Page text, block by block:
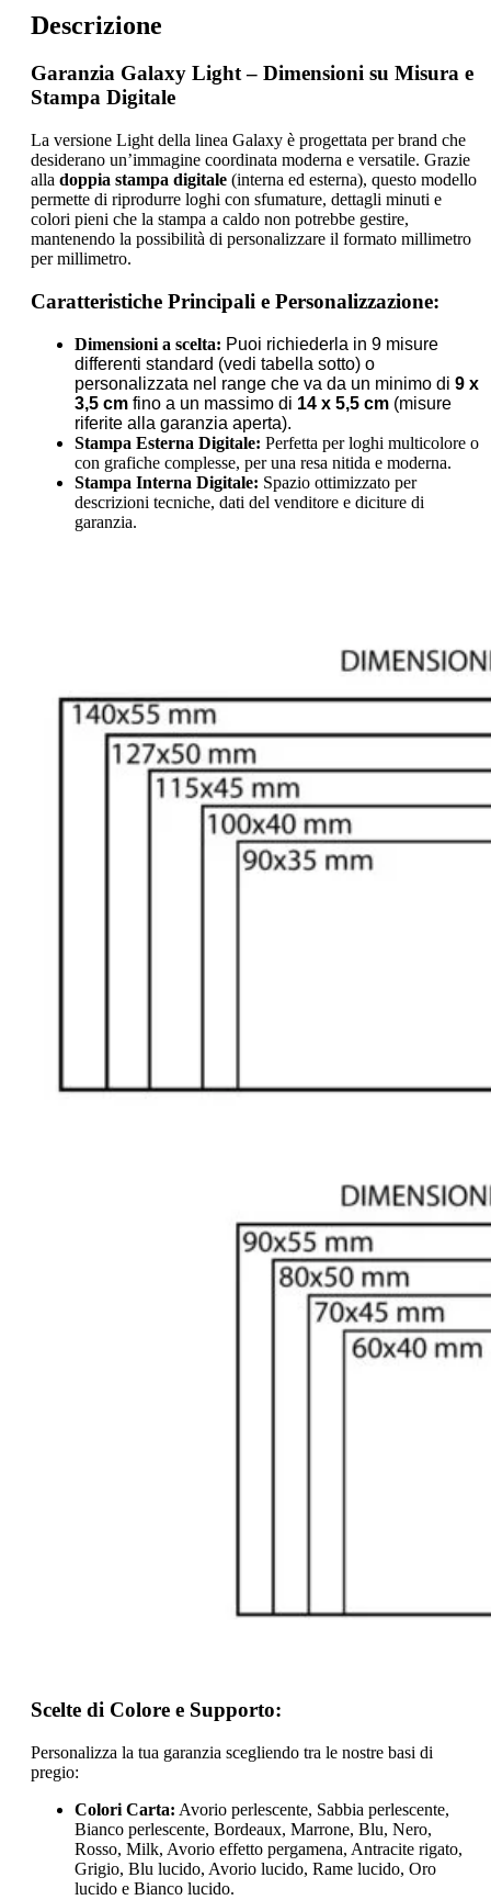
Descrizione
Garanzia Galaxy Light – Dimensioni su Misura e
Stampa Digitale
La versione Light della linea Galaxy è progettata per brand che
desiderano un’immagine coordinata moderna e versatile. Grazie
alla doppia stampa digitale (interna ed esterna), questo modello
permette di riprodurre loghi con sfumature, dettagli minuti e
colori pieni che la stampa a caldo non potrebbe gestire,
mantenendo la possibilità di personalizzare il formato millimetro
per millimetro.
Caratteristiche Principali e Personalizzazione:
Dimensioni a scelta: Puoi richiederla in 9 misure
differenti standard (vedi tabella sotto) o
personalizzata nel range che va da un minimo di 9 x
3,5 cm fino a un massimo di 14 x 5,5 cm (misure
riferite alla garanzia aperta).
Stampa Esterna Digitale: Perfetta per loghi multicolore o
con grafiche complesse, per una resa nitida e moderna.
Stampa Interna Digitale: Spazio ottimizzato per
descrizioni tecniche, dati del venditore e diciture di
garanzia.
Scelte di Colore e Supporto:
Personalizza la tua garanzia scegliendo tra le nostre basi di
pregio:
Colori Carta: Avorio perlescente, Sabbia perlescente,
Bianco perlescente, Bordeaux, Marrone, Blu, Nero,
Rosso, Milk, Avorio effetto pergamena, Antracite rigato,
Grigio, Blu lucido, Avorio lucido, Rame lucido, Oro
lucido e Bianco lucido.